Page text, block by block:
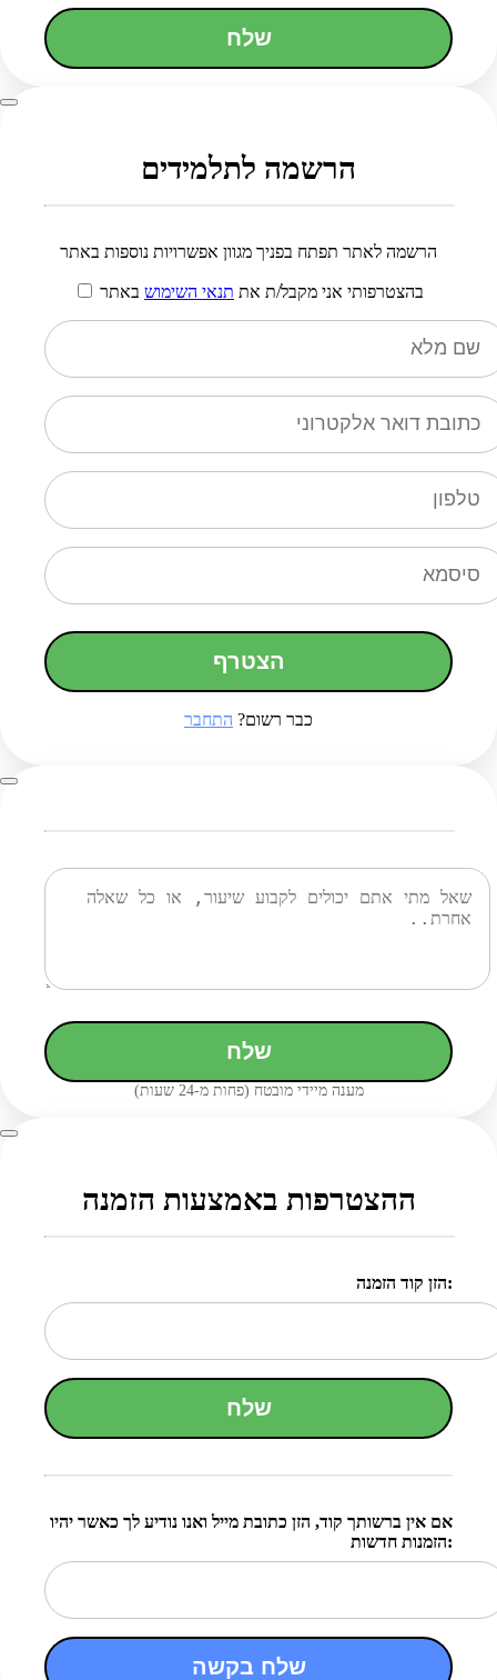
שלח
הרשמה לתלמידים
הרשמה לאתר תפתח בפניך מגוון אפשרויות נוספות באתר
בהצטרפותי אני מקבל/ת את תנאי השימוש באתר
הצטרף
כבר רשום? התחבר
שלח
מענה מיידי מובטח (פחות מ-24 שעות)
ההצטרפות באמצעות הזמנה
הזן קוד הזמנה:
שלח
אם אין ברשותך קוד, הזן כתובת מייל ואנו נודיע לך כאשר יהיו
הזמנות חדשות:
שלח בקשה